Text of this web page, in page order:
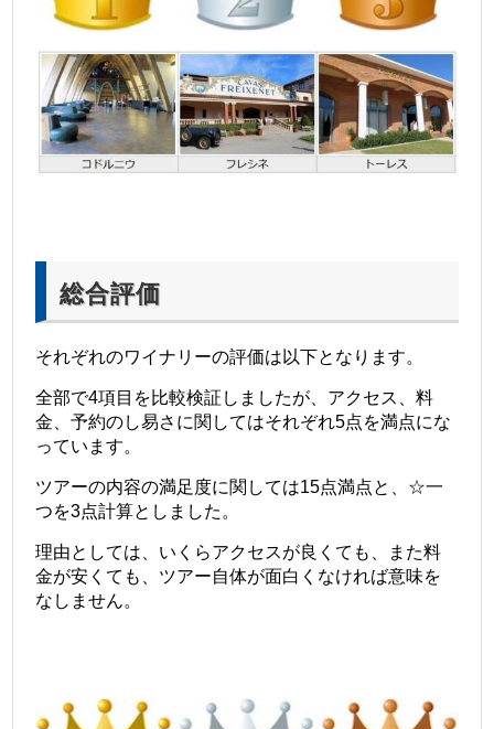
総合評価
それぞれのワイナリーの評価は以下となります。
全部で4項目を比較検証しましたが、アクセス、料
金、予約のし易さに関してはそれぞれ5点を満点にな
っています。
ツアーの内容の満足度に関しては15点満点と、☆一
つを3点計算としました。
理由としては、いくらアクセスが良くても、また料
金が安くても、ツアー自体が面白くなければ意味を
なしません。